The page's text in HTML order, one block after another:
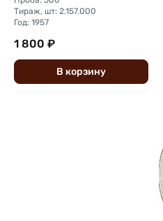
Тираж, шт: 2.157.000
Год: 1957
1 800 ₽
В корзину